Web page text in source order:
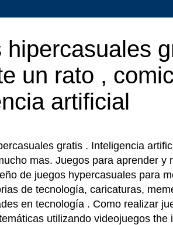
hipercasuales
un rato ,
artificial
gratis . Inteligencia
mas. Juegos para aprender y
de juegos hypercasuales para
de tecnología, caricaturas,
en tecnología . Como realizar
utilizando videojuegos the